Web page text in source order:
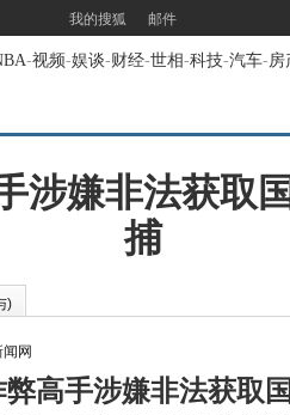
我的搜狐 邮件
-视频-娱谈-财经-世相-科技-汽车-房
涉嫌非法获取
捕
)
网
弊高手涉嫌非法获取